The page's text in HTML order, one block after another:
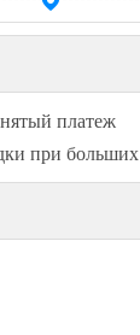
платеж
при больших